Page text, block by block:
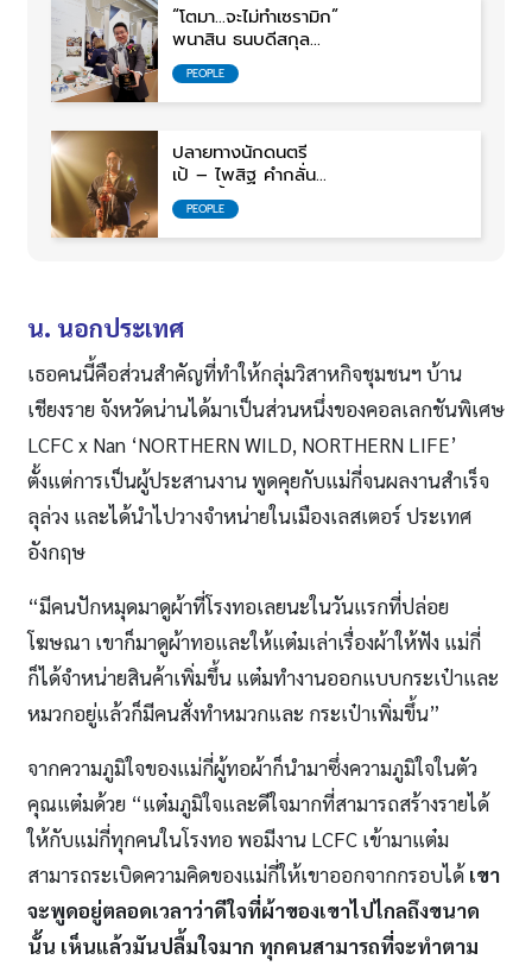
“โตมา…จะไม่ทำเซรามิก”
พนาสิน ธนบดีสกุล
ทายาท ‘ชามตราไก่’ ในตำนาน
PEOPLE
ปลายทางนักดนตรี
เป้ – ไพสิฐ คำกลั่น
“จะไม่ตั้งคำถามมากมาย”
PEOPLE
น. นอกประเทศ
เธอคนนี้คือส่วนสำคัญที่ทำให้กลุ่มวิสาหกิจชุมชนฯ บ้าน
เชียงราย จังหวัดน่านได้มาเป็นส่วนหนึ่งของคอลเลกชันพิเศษ
LCFC x Nan ‘NORTHERN WILD, NORTHERN LIFE’
ตั้งแต่การเป็นผู้ประสานงาน พูดคุยกับแม่กี่จนผลงานสำเร็จ
ลุล่วง และได้นำไปวางจำหน่ายในเมืองเลสเตอร์ ประเทศ
อังกฤษ
“มีคนปักหมุดมาดูผ้าที่โรงทอเลยนะในวันแรกที่ปล่อย
โฆษณา เขาก็มาดูผ้าทอและให้แต๋มเล่าเรื่องผ้าให้ฟัง แม่กี่
ก็ได้จำหน่ายสินค้าเพิ่มขึ้น แต๋มทำงานออกแบบกระเป๋าและ
หมวกอยู่แล้วก็มีคนสั่งทำหมวกและ กระเป๋าเพิ่มขึ้น”
จากความภูมิใจของแม่กี่ผู้ทอผ้าก็นำมาซึ่งความภูมิใจในตัว
คุณแต๋มด้วย “แต๋มภูมิใจและดีใจมากที่สามารถสร้างรายได้
ให้กับแม่กี่ทุกคนในโรงทอ พอมีงาน LCFC เข้ามาแต๋ม
สามารถระเบิดความคิดของแม่กี่ให้เขาออกจากกรอบได้เขา
จะพูดอยู่ตลอดเวลาว่าดีใจที่ผ้าของเขาไปไกลถึงขนาด
นั้น เห็นแล้วมันปลื้มใจมาก ทุกคนสามารถที่จะทำตาม